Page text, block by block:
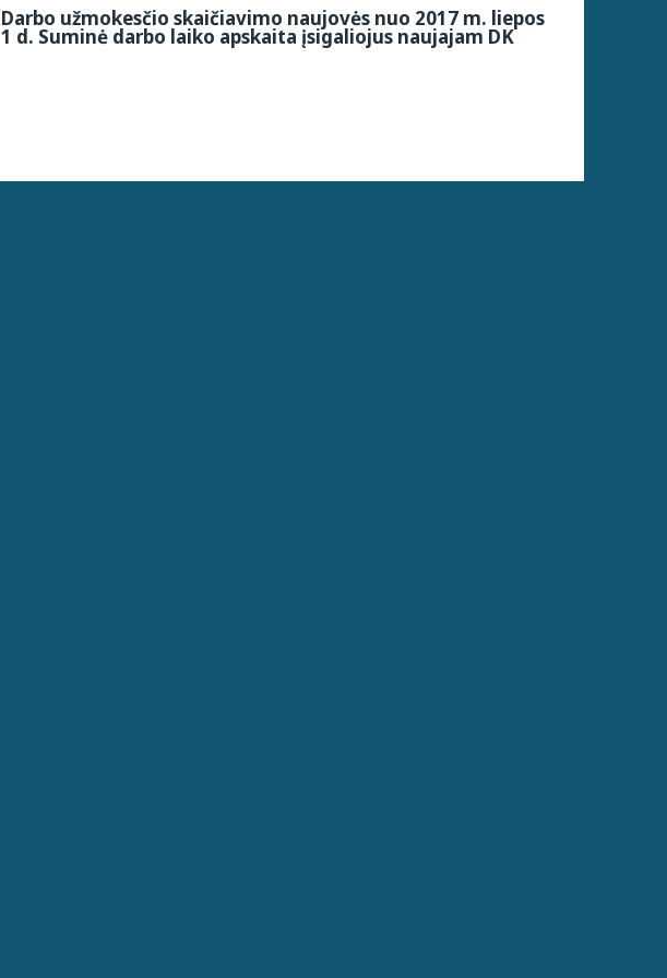
Darbo užmokesčio skaičiavimo naujovės nuo 2017 m. liepos
1 d. Suminė darbo laiko apskaita įsigaliojus naujajam DK